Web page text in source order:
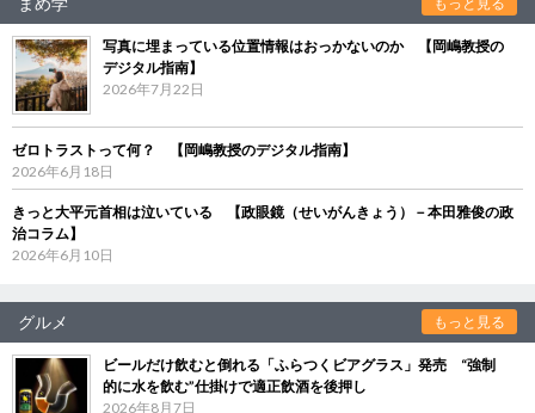
写真に埋まっている位置情報はおっかないのか 【岡嶋教授の
デジタル指南】
2026年7月22日
ゼロトラストって何？ 【岡嶋教授のデジタル指南】
2026年6月18日
きっと大平元首相は泣いている 【政眼鏡（せいがんきょう）－本田雅俊の政
治コラム】
2026年6月10日
グルメ もっと見る
ビールだけ飲むと倒れる「ふらつくビアグラス」発売 “強制
的に水を飲む”仕掛けで適正飲酒を後押し
2026年8月7日